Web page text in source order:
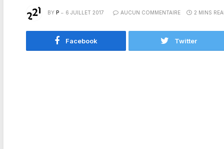
BY P 6 JUILLET 2017 AUCUN COMMENTAIRE 2 MINS
Facebook Twitter